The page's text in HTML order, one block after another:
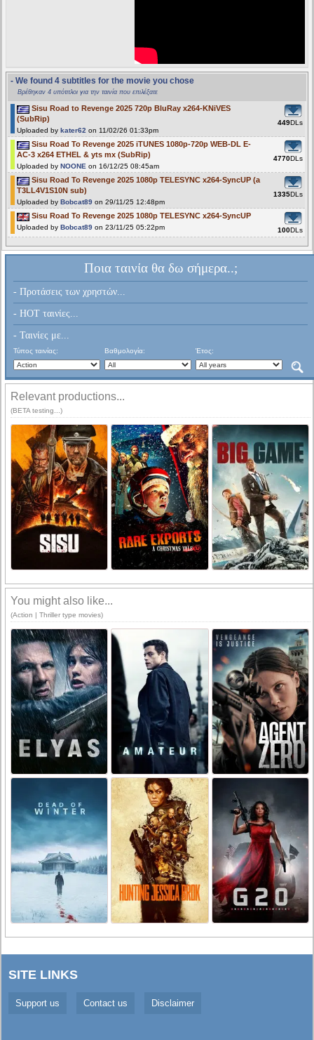
- We found 4 subtitles for the movie you chose
Βρέθηκαν 4 υπότιτλοι για την ταινία που επιλέξατε
Sisu Road to Revenge 2025 720p BluRay x264-KNiVES
(SubRip)
Uploaded by kater62 on 11/02/26 01:33pm
449DLs
Sisu Road To Revenge 2025 iTUNES 1080p-720p WEB-DL E-
AC-3 x264 ETHEL & yts mx (SubRip)
Uploaded by NOONE on 16/12/25 08:45am
4770DLs
Sisu Road To Revenge 2025 1080p TELESYNC x264-SyncUP (a
T3LL4V1S10N sub)
Uploaded by Bobcat89 on 29/11/25 12:48pm
1335DLs
Sisu Road To Revenge 2025 1080p TELESYNC x264-SyncUP
Uploaded by Bobcat89 on 23/11/25 05:22pm 100DLs
Ποια ταινία θα δω σήμερα..;
- Προτάσεις των χρηστών...
- HOT ταινίες...
- Ταινίες με...
Τύπος ταινίας: Βαθμολογία: Έτος:
Relevant productions...
(BETA testing...)
You might also like...
(Action | Thriller type movies)
SITE LINKS
Support us Contact us Disclaimer